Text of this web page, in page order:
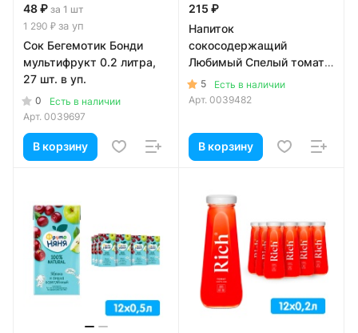
48 ₽ за 1 шт
1 290 ₽ за уп
Сок Бегемотик Бонди
мультифрукт 0.2 литра,
27 шт. в уп.
0
Есть в наличии
Арт. 0039697
В корзину
215 ₽
Напиток
сокосодержащий
Любимый Спелый томат
0.95 литра
5
Есть в наличии
Арт. 0039482
В корзину